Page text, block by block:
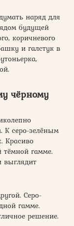
наряд для
будущей
коричневого
и галстук в
чёрному
К серо-зелёным
Красиво
гамме.
выглядит
Серо-
гамме.
решение.